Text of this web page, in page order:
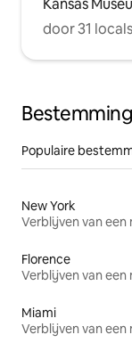
Kansas
door 31
Populaire
New York
Verblijven van een
Florence
Verblijven van een
Miami
Verblijven van een